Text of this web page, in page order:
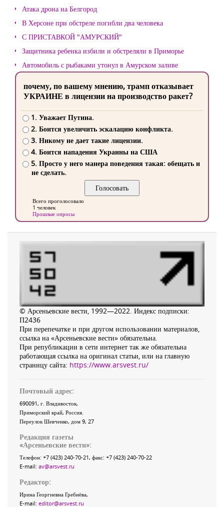
Атака дрона на Белгород
В Херсоне при обстреле погибли два человека
С ПРИСТАВКОЙ "АМУРСКИЙ"
Защитника ребенка избили и обстреляли в Приморье
Автомобиль с рыбаками утонул в Амурском заливе
почему, по вашему мнению, трамп отказывает
УКРАИНЕ в лицензии на производство ракет?
1. Уважает Путина.
2. Боится увеличить эскалацию конфликта.
3. Никому не дает такие лицензии.
4. Боится нападения Украины на США
5. Просто у него манера поведения такая: обещать и
не сделать.
Всего проголосовало
1 человек
Прошлые опросы
© Арсеньевские вести, 1992—2022. Индекс подписки:
П2436
При перепечатке и при другом использовании материалов,
ссылка на «Арсеньевские вести» обязательна.
При републикации в сети интернет так же обязательна
работающая ссылка на оригинал статьи, или на главную
страницу сайта: https://www.arsvest.ru/
Почтовый адрес:
690091, г. Владивосток,
Приморский край, Россия
Переулок Шевченко, дом 9, 27
Редакция газеты
«Арсеньевские вести»:
Телефон: +7 (423) 240-70-21, факс: +7 (423) 240-70-22
E-mail: av@arsvest.ru
Редактор:
Ирина Георгиевна Гребнёва,
E-mail: editor@arsvest.ru